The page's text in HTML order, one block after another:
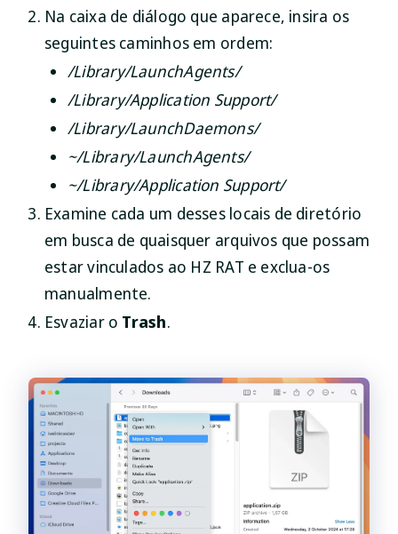
Na caixa de diálogo que aparece, insira os
seguintes caminhos em ordem:
/Library/LaunchAgents/
/Library/Application Support/
/Library/LaunchDaemons/
~/Library/LaunchAgents/
~/Library/Application Support/
Examine cada um desses locais de diretório
em busca de quaisquer arquivos que possam
estar vinculados ao HZ RAT e exclua-os
manualmente.
Esvaziar o Trash.